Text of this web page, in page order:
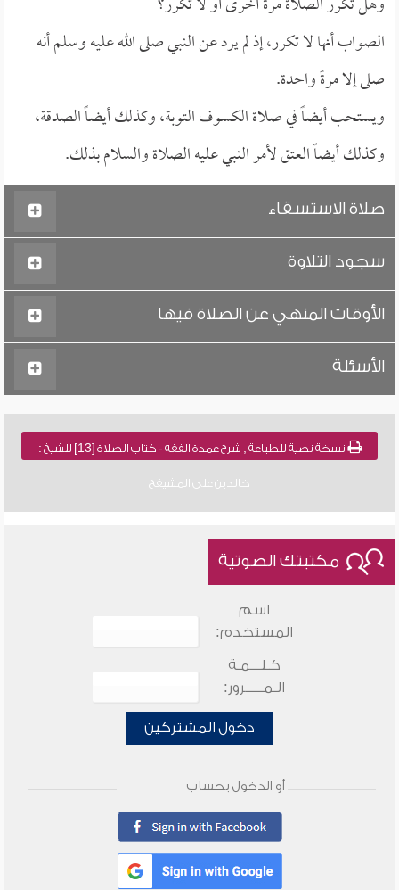
الصواب أنها لا تكرر، إذ لم يرد عن النبي صلى الله عليه وسلم أنه
صلى إلا مرةً واحدة.
ويستحب أيضاً في صلاة الكسوف التوبة، وكذلك أيضاً الصدقة،
وكذلك أيضاً العتق لأمر النبي عليه الصلاة والسلام بذلك.
صلاة الاستسقاء
سجود التلاوة
الأوقات المنهي عن الصلاة فيها
الأسئلة
نسخة نصية للطباعة , شرح عمدة الفقه - كتاب الصلاة [13] للشيخ :
خالد بن علي المشيقح
مكتبتك الصوتية
اسم
المستخدم:
كـلـــمـة
الـمـــــرور:
دخول المشتركين
أو الدخول بحساب